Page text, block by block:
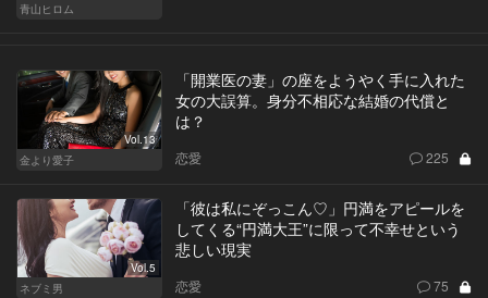
青山ヒロム
Vol.13
金より愛子
「開業医の妻」の座をようやく手に入れた
女の大誤算。身分不相応な結婚の代償と
は？
恋愛 225
Vol.5
ネブミ男
「彼は私にぞっこん♡」円満をアピールを
してくる“円満大王”に限って不幸せという
悲しい現実
恋愛 75